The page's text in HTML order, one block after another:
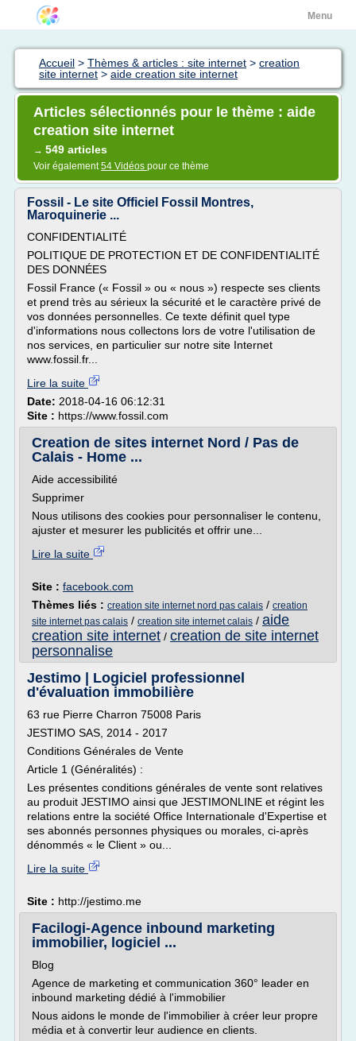
Menu
Accueil > Thèmes & articles : site internet > creation
site internet > aide creation site internet
Articles sélectionnés pour le thème : aide
creation site internet
→ 549 articles
Voir également54 Vidéos pour ce thème
Fossil - Le site Officiel Fossil Montres,
Maroquinerie ...
CONFIDENTIALITÉ
POLITIQUE DE PROTECTION ET DE CONFIDENTIALITÉ
DES DONNÉES
Fossil France (« Fossil » ou « nous ») respecte ses clients
et prend très au sérieux la sécurité et le caractère privé de
vos données personnelles. Ce texte définit quel type
d'informations nous collectons lors de votre l'utilisation de
nos services, en particulier sur notre site Internet
www.fossil.fr...
Lire la suite
Date: 2018-04-16 06:12:31
Site : https://www.fossil.com
Creation de sites internet Nord / Pas de
Calais - Home ...
Aide accessibilité
Supprimer
Nous utilisons des cookies pour personnaliser le contenu,
ajuster et mesurer les publicités et offrir une...
Lire la suite
Site : facebook.com
Thèmes liés : creation site internet nord pas calais / creation
site internet pas calais / creation site internet calais / aide
creation site internet / creation de site internet
personnalise
Jestimo | Logiciel professionnel
d'évaluation immobilière
63 rue Pierre Charron 75008 Paris
JESTIMO SAS, 2014 - 2017
Conditions Générales de Vente
Article 1 (Généralités) :
Les présentes conditions générales de vente sont relatives
au produit JESTIMO ainsi que JESTIMONLINE et régint les
relations entre la société Office Internationale d'Expertise et
ses abonnés personnes physiques ou morales, ci-après
dénommés « le Client » ou...
Lire la suite
Site : http://jestimo.me
Facilogi-Agence inbound marketing
immobilier, logiciel ...
Blog
Agence de marketing et communication 360° leader en
inbound marketing dédié à l'immobilier
Nous aidons le monde de l'immobilier à créer leur propre
média et à convertir leur audience en clients.